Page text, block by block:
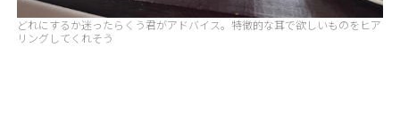
どれにするか迷ったらくう君がアドバイス。特徴的な耳で欲しいものをヒア
リングしてくれそう